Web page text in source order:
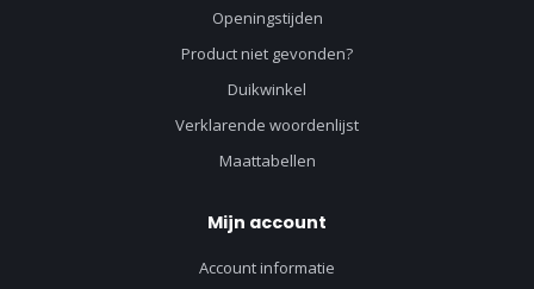
Openingstijden
Product niet gevonden?
Duikwinkel
Verklarende woordenlijst
Maattabellen
Mijn account
Account informatie